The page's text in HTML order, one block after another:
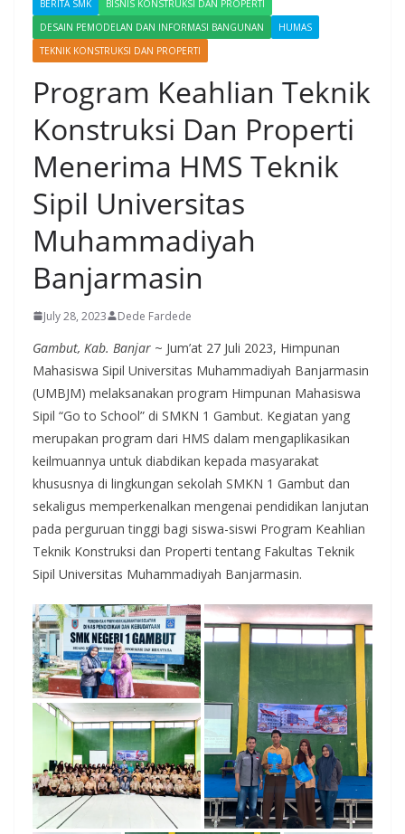
BERITA SMK
BISNIS KONSTRUKSI DAN PROPERTI
DESAIN PEMODELAN DAN INFORMASI BANGUNAN
HUMAS
TEKNIK KONSTRUKSI DAN PROPERTI
Program Keahlian Teknik
Konstruksi Dan Properti
Menerima HMS Teknik
Sipil Universitas
Muhammadiyah
Banjarmasin
July 28, 2023 Dede Fardede
Gambut, Kab. Banjar ~ Jum’at 27 Juli 2023, Himpunan
Mahasiswa Sipil Universitas Muhammadiyah Banjarmasin
(UMBJM) melaksanakan program Himpunan Mahasiswa
Sipil “Go to School” di SMKN 1 Gambut. Kegiatan yang
merupakan program dari HMS dalam mengaplikasikan
keilmuannya untuk diabdikan kepada masyarakat
khususnya di lingkungan sekolah SMKN 1 Gambut dan
sekaligus memperkenalkan mengenai pendidikan lanjutan
pada perguruan tinggi bagi siswa-siswi Program Keahlian
Teknik Konstruksi dan Properti tentang Fakultas Teknik
Sipil Universitas Muhammadiyah Banjarmasin.